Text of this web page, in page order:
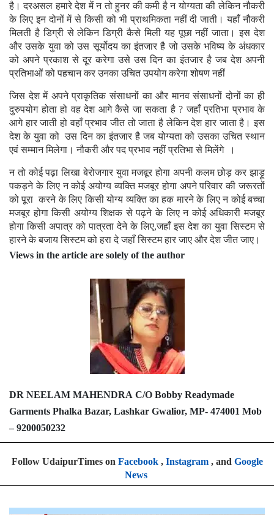
है। दरअसल हमारे देश में न तो हुनर की कमी है न योग्यता की लेकिन नौकरी
के लिए इन दोनों में से किसी को भी प्राथमिकता नहीं दी जाती। यहाँ नौकरी
मिलती है डिग्री से लेकिन डिग्री कैसे मिली यह पूछा नहीं जाता। इस देश
और उसके युवा को उस सूर्योदय का इंतजार है जो उसके भविष्य के अंधकार
को अपने प्रकाश से दूर करेगा उसे उस दिन का इंतजार है जब देश अपनी
प्रतिभाओं को पहचान कर उनका उचित उपयोग करेगा शोषण नहीं
जिस देश में अपने प्राकृतिक संसाधनों का और मानव संसाधनों दोनों का ही
दुरुपयोग होता हो वह देश आगे कैसे जा सकता है ? जहाँ प्रतिभा प्रभाव के
आगे हार जाती हो वहाँ प्रभाव जीत तो जाता है लेकिन देश हार जाता है। इस
देश के युवा को उस दिन का इंतजार है जब योग्यता को उसका उचित स्थान
एवं सम्मान मिलेगा। नौकरी और पद प्रभाव नहीं प्रतिभा से मिलेंगे ।
न तो कोई पढ़ा लिखा बेरोजगार युवा मजबूर होगा अपनी कलम छोड़ कर झाड़ू
पकड़ने के लिए न कोई अयोग्य व्यक्ति मजबूर होगा अपने परिवार की जरूरतों
को पूरा करने के लिए किसी योग्य व्यक्ति का हक मारने के लिए न कोई बच्चा
मजबूर होगा किसी अयोग्य शिक्षक से पढ़ने के लिए न कोई अधिकारी मजबूर
होगा किसी अपात्र को पात्रता देने के लिए,जहाँ इस देश का युवा सिस्टम से
हारने के बजाय सिस्टम को हरा दे जहाँ सिस्टम हार जाए और देश जीत जाए।
Views in the article are solely of the author
DR NEELAM MAHENDRA C/O Bobby Readymade
Garments Phalka Bazar, Lashkar Gwalior, MP- 474001 Mob
– 9200050232
Follow UdaipurTimes on Facebook, Instagram, and Google
News